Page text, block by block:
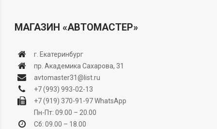
МАГАЗИН «АВТОМАСТЕР»
г. Екатеринбург
пр. Академика Сахарова, 31
avtomaster31@list.ru
+7 (993) 993-02-13
+7 (919) 370-91-97WhatsApp
Пн-Пт: 09.00 – 20.00
Сб: 09.00 – 18.00